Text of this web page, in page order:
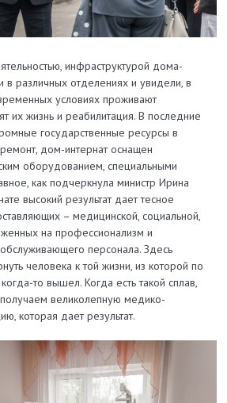
инфраструктурой дома-
в различных отделениях и увидели, в
условиях проживают
их жизнь и реабилитация. В последние
государственные ресурсы в
дом-интернат оснащен
оборудованием, специальными
как подчеркнула министр Ирина
высокий результат дает тесное
– медицинской, социальной,
на профессионализм и
персонала. Здесь
человека к той жизни, из которой по
то вышел. Когда есть такой сплав,
великолепную медико-
которая дает результат.